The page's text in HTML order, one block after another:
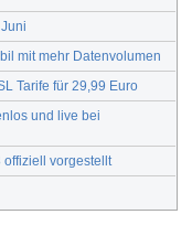
mit mehr Datenvolumen
Tarife für 29,99 Euro
und live bei
offiziell vorgestellt